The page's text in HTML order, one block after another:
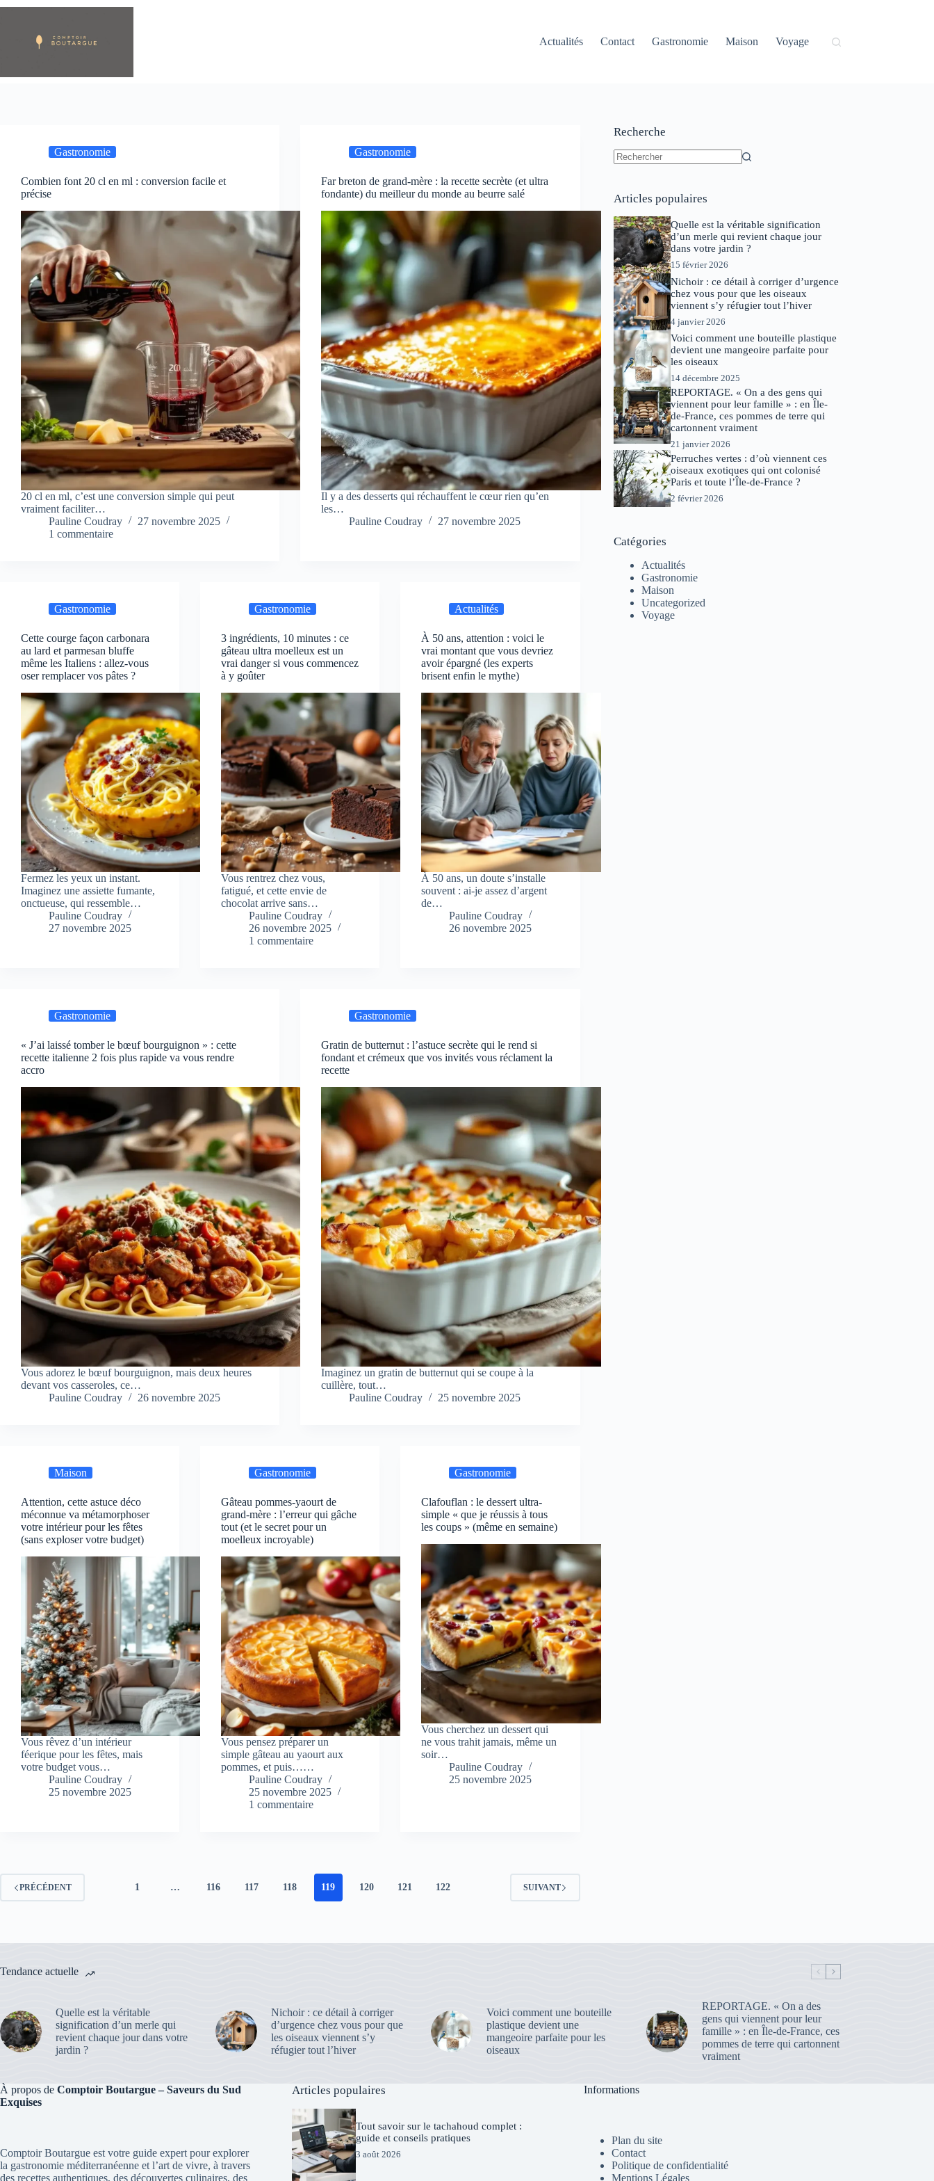
Passer
Actualités
Contact Gastronomie Maison Voyage
Gastronomie
Combien font 20 cl en ml : conversion facile et
précise
20 cl en ml, c’est une conversion simple qui peut
vraiment faciliter…
Pauline Coudray
27 novembre 2025
1 commentaire
Gastronomie
Far breton de grand-mère : la recette secrète (et ultra
fondante) du meilleur du monde au beurre salé
Il y a des desserts qui réchauffent le cœur rien qu’en
les…
Pauline Coudray
27 novembre 2025
Gastronomie
Cette courge façon carbonara
au lard et parmesan bluffe
même les Italiens : allez-vous
oser remplacer vos pâtes ?
Fermez les yeux un instant.
Imaginez une assiette fumante,
onctueuse, qui ressemble…
Pauline Coudray
27 novembre 2025
Gastronomie
3 ingrédients, 10 minutes : ce
gâteau ultra moelleux est un
vrai danger si vous commencez
à y goûter
Vous rentrez chez vous,
fatigué, et cette envie de
chocolat arrive sans…
Pauline Coudray
26 novembre 2025
1 commentaire
Actualités
À 50 ans, attention : voici le
vrai montant que vous devriez
avoir épargné (les experts
brisent enfin le mythe)
À 50 ans, un doute s’installe
souvent : ai-je assez d’argent
de…
Pauline Coudray
26 novembre 2025
Gastronomie
« J’ai laissé tomber le bœuf bourguignon » : cette
recette italienne 2 fois plus rapide va vous rendre
accro
Vous adorez le bœuf bourguignon, mais deux heures
devant vos casseroles, ce…
Pauline Coudray
26 novembre 2025
Gastronomie
Gratin de butternut : l’astuce secrète qui le rend si
fondant et crémeux que vos invités vous réclament la
recette
Imaginez un gratin de butternut qui se coupe à la
cuillère, tout…
Pauline Coudray
25 novembre 2025
Maison
Attention, cette astuce déco
méconnue va métamorphoser
votre intérieur pour les fêtes
(sans exploser votre budget)
Vous rêvez d’un intérieur
féerique pour les fêtes, mais
votre budget vous…
Pauline Coudray
25 novembre 2025
Gastronomie
Gâteau pommes-yaourt de
grand-mère : l’erreur qui gâche
tout (et le secret pour un
moelleux incroyable)
Vous pensez préparer un
simple gâteau au yaourt aux
pommes, et puis……
Pauline Coudray
25 novembre 2025
1 commentaire
Gastronomie
Clafouflan : le dessert ultra-
simple « que je réussis à tous
les coups » (même en semaine)
Vous cherchez un dessert qui
ne vous trahit jamais, même un
soir…
Pauline Coudray
25 novembre 2025
PRÉCÉDENT 1 … 116 117 118 119 120 121 122 SUIVANT
Recherche
Articles populaires
Quelle est la véritable signification
d’un merle qui revient chaque jour
dans votre jardin ?
15 février 2026
Nichoir : ce détail à corriger d’urgence
chez vous pour que les oiseaux
viennent s’y réfugier tout l’hiver
4 janvier 2026
Voici comment une bouteille plastique
devient une mangeoire parfaite pour
les oiseaux
14 décembre 2025
REPORTAGE. « On a des gens qui
viennent pour leur famille » : en Île-
de-France, ces pommes de terre qui
cartonnent vraiment
21 janvier 2026
Perruches vertes : d’où viennent ces
oiseaux exotiques qui ont colonisé
Paris et toute l’Île-de-France ?
2 février 2026
Catégories
Actualités
Gastronomie
Maison
Uncategorized
Voyage
Tendance actuelle
Quelle est la véritable
signification d’un merle qui
revient chaque jour dans votre
jardin ?
Nichoir : ce détail à corriger
d’urgence chez vous pour que
les oiseaux viennent s’y
réfugier tout l’hiver
Voici comment une bouteille
plastique devient une
mangeoire parfaite pour les
oiseaux
REPORTAGE. « On a des
gens qui viennent pour leur
famille » : en Île-de-France, ces
pommes de terre qui cartonnent
vraiment
À propos de Comptoir Boutargue – Saveurs du Sud
Exquises
Comptoir Boutargue est votre guide expert pour explorer
la gastronomie méditerranéenne et l’art de vivre, à travers
des recettes authentiques, des découvertes culinaires, des
Articles populaires
Tout savoir sur le tachahoud complet :
guide et conseils pratiques
3 août 2026
Informations
Plan du site
Contact
Politique de confidentialité
Mentions Légales